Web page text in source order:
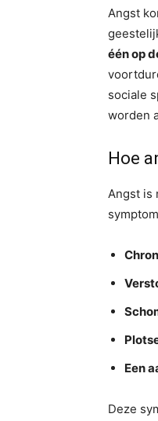
Angst
één op
sociale
worden
Hoe
Angst is
Een
Deze